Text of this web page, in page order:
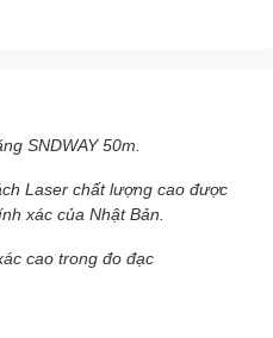
SNDWAY 50m.
Laser chất lượng cao được
xác của Nhật Bản.
cao trong đo đạc